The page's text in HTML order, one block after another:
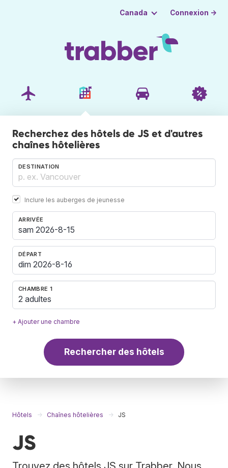
Canada Connexion →
Recherchez des hôtels de JS et d'autres
chaînes hôtelières
DESTINATION
Inclure les auberges de jeunesse
ARRIVÉE
DÉPART
CHAMBRE 1
2 adultes
+ Ajouter une chambre
Rechercher des hôtels
Hôtels Chaînes hôtelières JS
JS